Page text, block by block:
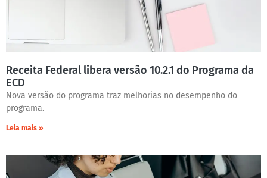
Receita Federal libera versão 10.2.1 do Programa da
ECD
Nova versão do programa traz melhorias no desempenho do
programa.
Leia mais »